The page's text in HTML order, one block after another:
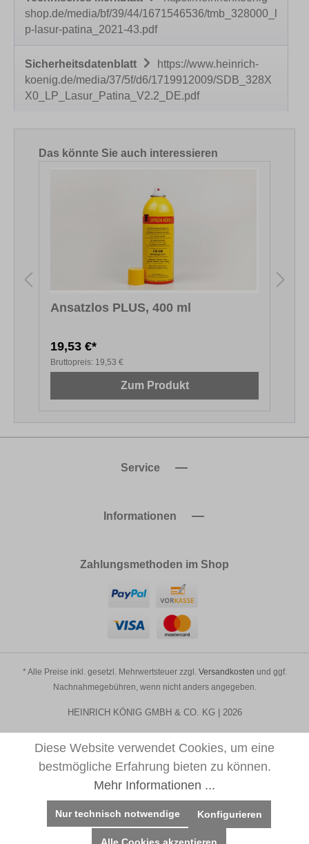
shop.de/media/bf/39/44/1671546536/tmb_328000_l
p-lasur-patina_2021-43.pdf
Sicherheitsdatenblatt
https://www.heinrich-
koenig.de/media/37/5f/d6/1719912009/SDB_328X
X0_LP_Lasur_Patina_V2.2_DE.pdf
Produktgalerie überspringen
Das könnte Sie auch interessieren
Ansatzlos PLUS, 400 ml
19,53 €*
Bruttopreis: 19,53 €
Zum Produkt
Service
Informationen
Zahlungsmethoden im Shop
* Alle Preise inkl. gesetzl. Mehrwertsteuer zzgl. Versandkosten und ggf.
Nachnahmegebühren, wenn nicht anders angegeben.
HEINRICH KÖNIG GMBH & CO. KG | 2026
Diese Website verwendet Cookies, um eine
bestmögliche Erfahrung bieten zu können.
Mehr Informationen ...
Nur technisch notwendige Konfigurieren